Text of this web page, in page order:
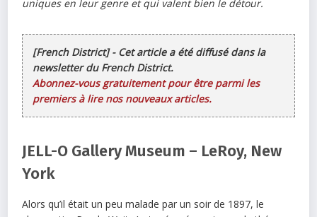
uniques en leur genre et qui valent bien le détour.
[French District] - Cet article a été diffusé dans la
newsletter du French District.
Abonnez-vous gratuitement pour être parmi les
premiers à lire nos nouveaux articles.
JELL-O Gallery Museum – LeRoy, New
York
Alors qu’il était un peu malade par un soir de 1897, le